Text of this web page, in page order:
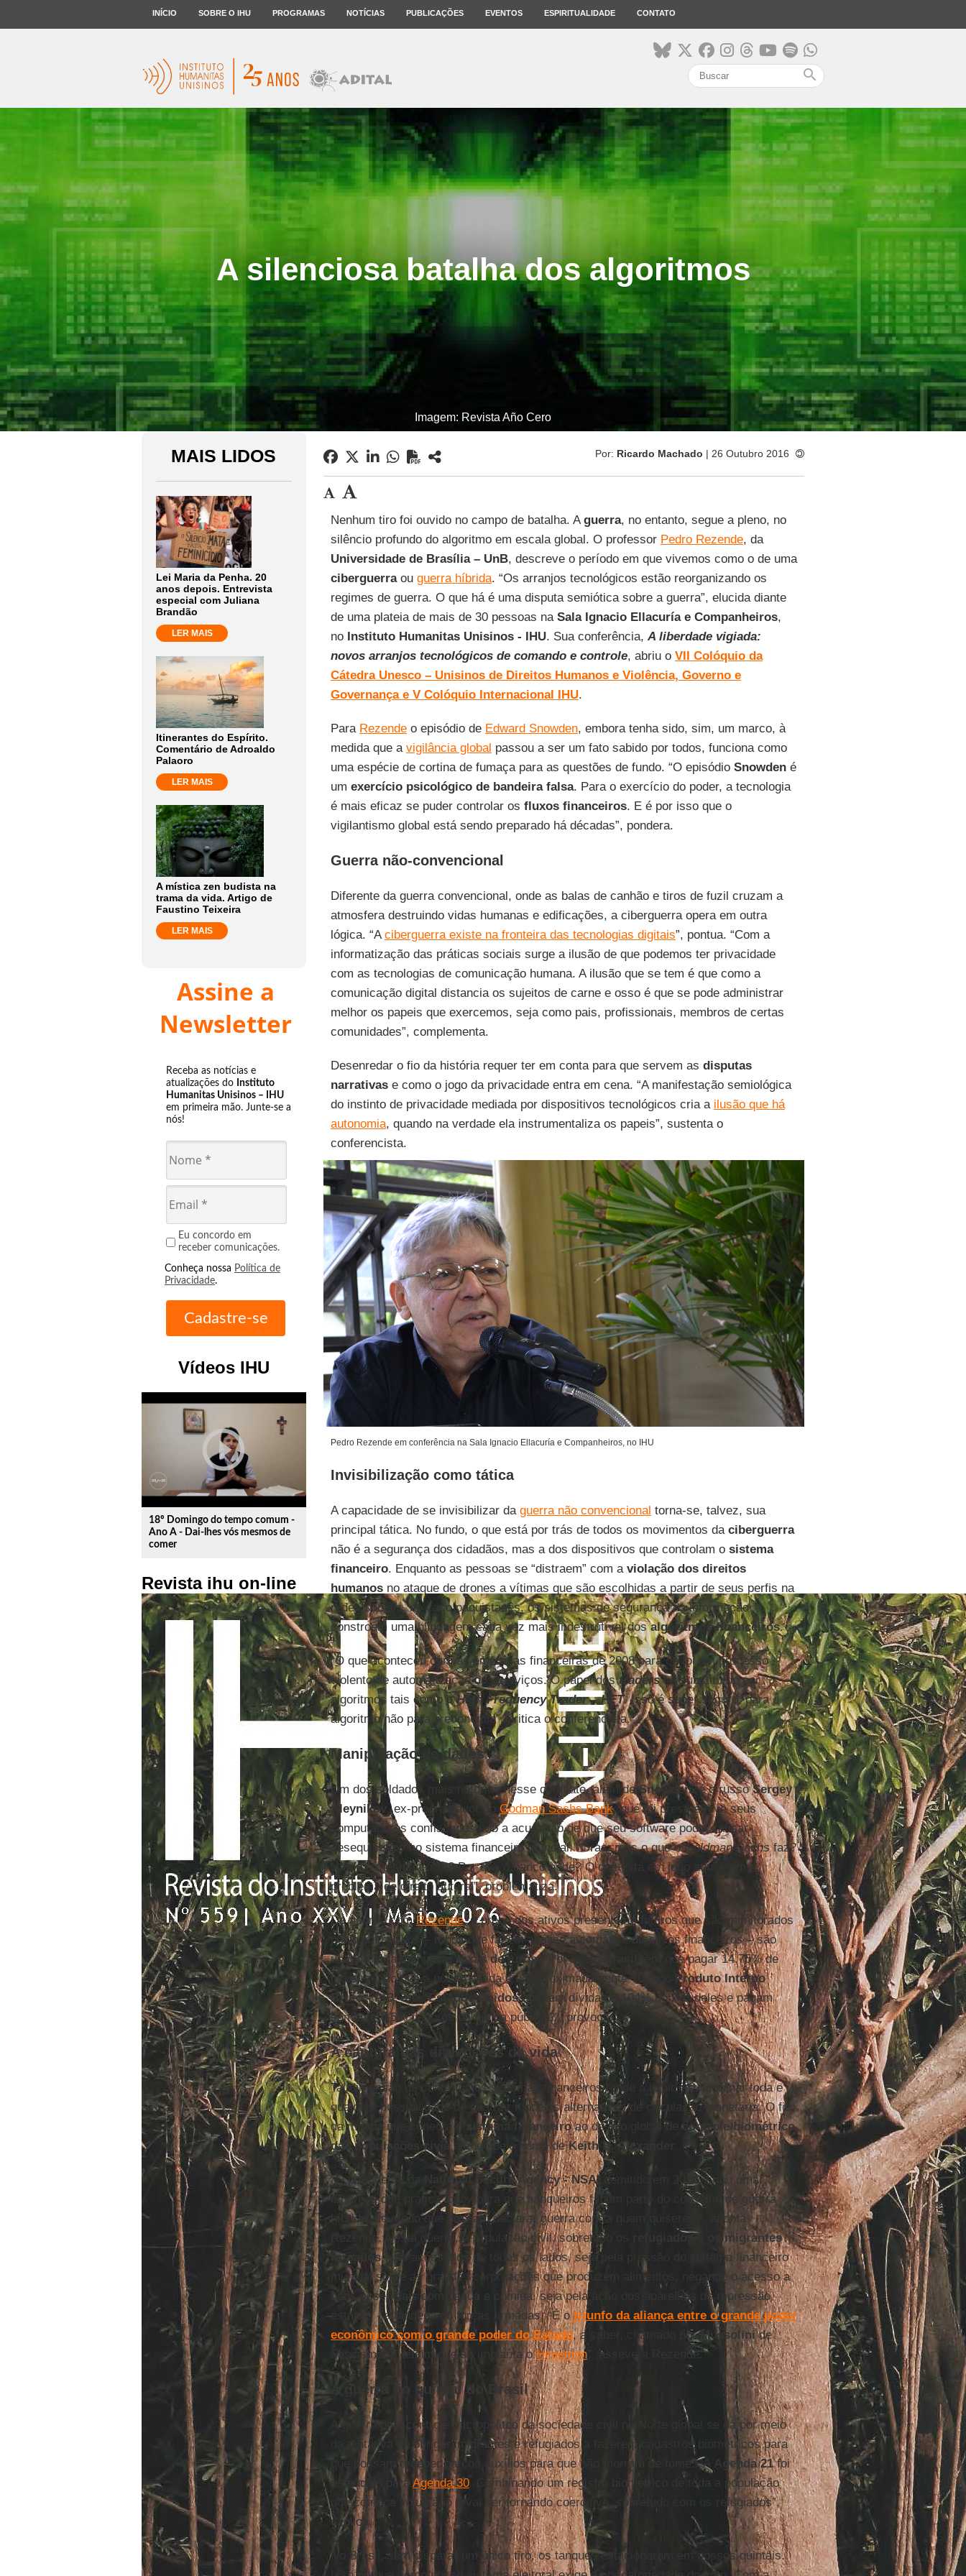
INÍCIO SOBRE O IHU PROGRAMAS NOTÍCIAS PUBLICAÇÕES EVENTOS ESPIRITUALIDADE CONTATO
search
A silenciosa batalha dos algoritmos
Imagem: Revista Año Cero
MAIS LIDOS
Lei Maria da Penha. 20
anos depois. Entrevista
especial com Juliana
Brandão
LER MAIS
Itinerantes do Espírito.
Comentário de Adroaldo
Palaoro
LER MAIS
A mística zen budista na
trama da vida. Artigo de
Faustino Teixeira
LER MAIS
Assine a
Newsletter
Receba as notícias e
atualizações do Instituto
Humanitas Unisinos – IHU
em primeira mão. Junte-se a
nós!
Eu concordo em
receber comunicações.
Conheça nossa Política de
Privacidade.
Vídeos IHU
play_circle_outline
18º Domingo do tempo comum -
Ano A - Dai-lhes vós mesmos de
comer
Revista ihu on-line
Por: Ricardo Machado | 26 Outubro 2016
Nenhum tiro foi ouvido no campo de batalha. Aguerra, no entanto, segue a pleno, no
silêncio profundo do algoritmo em escala global. O professor Pedro Rezende, da
Universidade de Brasília – UnB, descreve o período em que vivemos como o de uma
ciberguerraou guerra híbrida. “Os arranjos tecnológicos estão reorganizando os
regimes de guerra. O que há é uma disputa semiótica sobre a guerra”, elucida diante
de uma plateia de mais de 30 pessoas na Sala Ignacio Ellacuría e Companheiros,
no Instituto Humanitas Unisinos - IHU. Sua conferência, A liberdade vigiada:
novos arranjos tecnológicos de comando e controle, abriu o VII Colóquio da
Cátedra Unesco – Unisinos de Direitos Humanos e Violência, Governo e
Governança e V Colóquio Internacional IHU.
Para Rezendeo episódio de Edward Snowden, embora tenha sido, sim, um marco, à
medida que a vigilância global passou a ser um fato sabido por todos, funciona como
uma espécie de cortina de fumaça para as questões de fundo. “O episódio Snowdené
um exercício psicológico de bandeira falsa. Para o exercício do poder, a tecnologia
é mais eficaz se puder controlar os fluxos financeiros. E é por isso que o
vigilantismo global está sendo preparado há décadas”, pondera.
Guerra não-convencional
Diferente da guerra convencional, onde as balas de canhão e tiros de fuzil cruzam a
atmosfera destruindo vidas humanas e edificações, a ciberguerra opera em outra
lógica. “Aciberguerra existe na fronteira das tecnologias digitais”, pontua. “Com a
informatização das práticas sociais surge a ilusão de que podemos ter privacidade
com as tecnologias de comunicação humana. A ilusão que se tem é que como a
comunicação digital distancia os sujeitos de carne e osso é que se pode administrar
melhor os papeis que exercemos, seja como pais, profissionais, membros de certas
comunidades”, complementa.
Desenredar o fio da história requer ter em conta para que servem as disputas
narrativase como o jogo da privacidade entra em cena. “A manifestação semiológica
do instinto de privacidade mediada por dispositivos tecnológicos cria a ilusão que há
autonomia, quando na verdade ela instrumentaliza os papeis”, sustenta o
conferencista.
Pedro Rezende em conferência na Sala Ignacio Ellacuría e Companheiros, no IHU
Invisibilização como tática
A capacidade de se invisibilizar da guerra não convencional torna-se, talvez, sua
principal tática. No fundo, o que está por trás de todos os movimentos da ciberguerra
não é a segurança dos cidadãos, mas a dos dispositivos que controlam o sistema
financeiro. Enquanto as pessoas se “distraem” com a violação dos direitos
humanosno ataque de drones a vítimas que são escolhidas a partir de seus perfis na
redes sociais, no caso paquistanês, os sistemas de segurança da informação
constroem uma blindagem cada vez mais indestrutível dosalgoritmos financeiros.
“O que aconteceu com as empresas financeiras de 2008 para cá foi um processo
violento de automatização dos serviços. O papel dostradersfoi substituído por
algoritmos tais como oHigh Frequency Trader – HFT. Isso é super seguro, para o
algoritmo não para a economia”, critica o conferencista.
Manipulação de dados
Um dos soldados mais notórios nesse combate, além deSnowden, é o russoSergey
Aleynikov , ex-programador doGodman Sachs Bank,que foi preso e teve seus
computadores confiscados sob a acusação de que seu software podia causar
desequilíbrios no sistema financeiro mundial. “Oras, mas o que oGoldman Sachsfaz?
Não é a mesma coisa? Por que o banco pode? O que está em jogo aqui é um
problema de direito autoral”, problematiza.
De acordo comRezende, o preço dos ativos presentes e futuros que são monitorados
porhigh tradings – robôs que fazem análise automática de ativos financeiros – são
usados para manipulartaxas de juros. “Por que o
tem que pagar 14,75% de
juros, sendo que a nosso dívida é de aproximadamente 70% do
Produto Interno
Bruto - PIB, e osEstados Unidosque tem dívida de 104% do PIB deles e pagam
somente 0,5% de juros da dívida pública?”, provoca.
A captura das dimensões da vida
Tal dimensão de controle nos sistemas financeiros tende a inibir e exterminar toda e
qualquer possibilidade de se criar modelos alternativos de circulação monetária. O fio
da meada que conecta o
sistema financeiroao desejo global decontrole biométrico
das populações civisatende pelo nome deKeith B. Alexander
“O presidente da National Secure Agency - NSA, demitido em 2014, criou uma
empresa que praticalobby
para que banqueiros façam parte do conselho de guerra
híbrida, de modo que possam declarar guerra contra quem quiserem”, aponta
Rezende. Nesta guerra, a população civil, sobretudo os
refugiados e
os migrantes
forçados, são acossados de todos os lados, seja pela pressão do sistema financeiro
mundial sobre as grandes corporações que produzem alimentos, negando o acesso a
bens essenciais como água e comida, seja pela ação dos aparelhos de repressão
estatais - alfândega ou forças armadas. “É otriunfo da aliança entre o grande poder
econômico com o grande poder do Estado, a saber, chamado porMussolinide
Fascismo. É assim que se implanta oHegemon”, assevera Rezende.
A guerra no quintal do Brasil
A guerra pelo controle micropolitco da sociedade civil no Norte global se dá por meio
da tentativa de obrigar imigrantes e refugiados a fazerem cadastros biométricos para
que possam receber parcos auxílios para que não morram de fome. “A
Agenda 21foi
estendida paraAgenda 30. Combinando um registro biométrico de toda a população
que começa voluntário e vai ser tornando coercitivo, sobretudo com os refugiados”,
explica.
No Brasil, sem disparar um único tiro, os tanques estacionaram em nossos quintais.